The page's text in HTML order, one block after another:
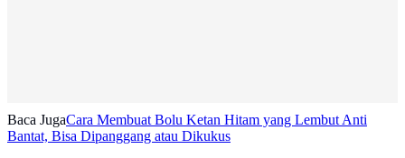
Baca JugaCara Membuat Bolu Ketan Hitam yang Lembut Anti
Bantat, Bisa Dipanggang atau Dikukus